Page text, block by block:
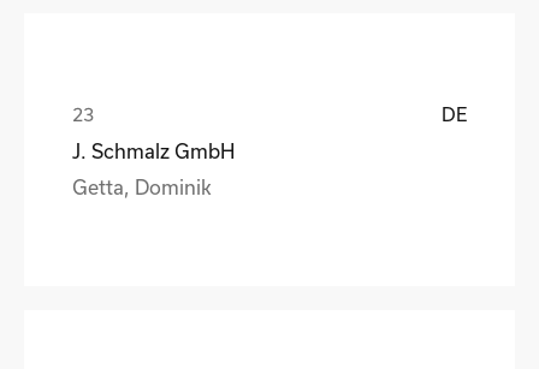
DE
J. Schmalz GmbH
Getta, Dominik